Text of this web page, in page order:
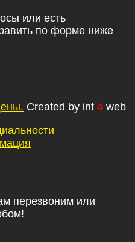
или есть
по форме ниже
Created by int 4 web
перезвоним или